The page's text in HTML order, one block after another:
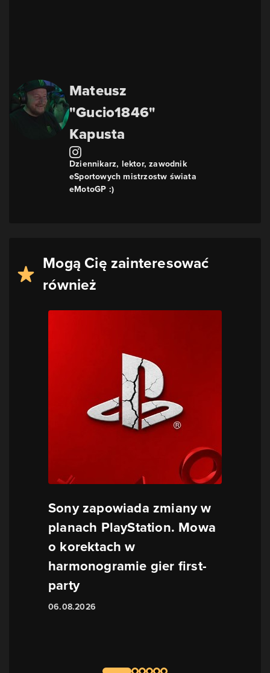
Mateusz
"Gucio1846"
Kapusta
Dziennikarz, lektor, zawodnik
eSportowych mistrzostw świata
eMotoGP :)
Mogą Cię zainteresować
również
Sony zapowiada zmiany w
planach PlayStation. Mowa
o korektach w
harmonogramie gier first-
party
06.08.2026